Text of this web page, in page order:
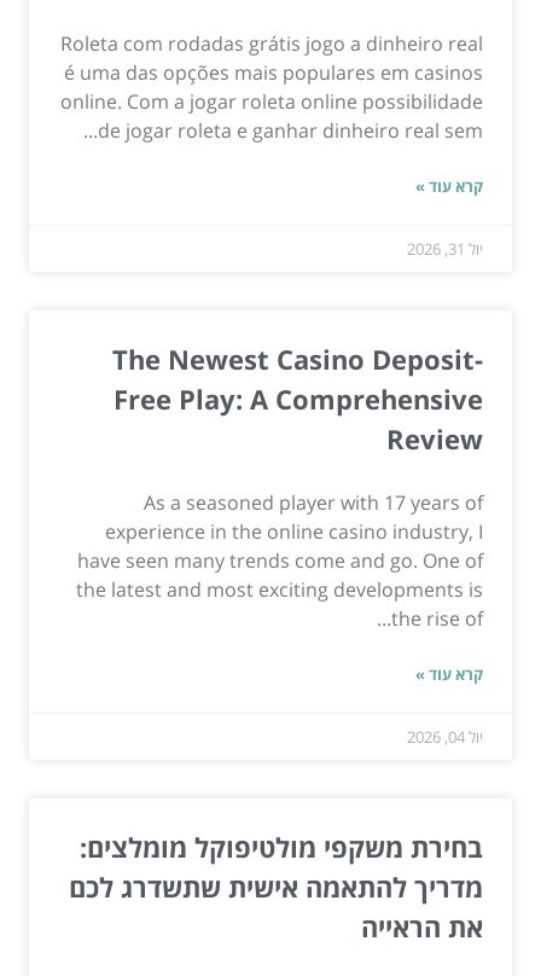
Roleta com rodadas grátis jogo a dinheiro real
é uma das opções mais populares em casinos
online. Com a jogar roleta online possibilidade
de jogar roleta e ganhar dinheiro real sem...
קרא עוד »
יול 31, 2026
The Newest Casino Deposit-
Free Play: A Comprehensive
Review
As a seasoned player with 17 years of
experience in the online casino industry, I
have seen many trends come and go. One of
the latest and most exciting developments is
the rise of...
קרא עוד »
יול 04, 2026
בחירת משקפי מולטיפוקל מומלצים:
מדריך להתאמה אישית שתשדרג לכם
את הראייה